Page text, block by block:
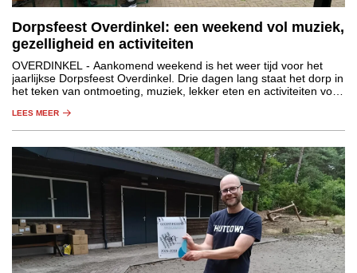
Dorpsfeest Overdinkel: een weekend vol muziek,
gezelligheid en activiteiten
OVERDINKEL - Aankomend weekend is het weer tijd voor het
jaarlijkse Dorpsfeest Overdinkel. Drie dagen lang staat het dorp in
het teken van ontmoeting, muziek, lekker eten en activiteiten voor
LEES MEER